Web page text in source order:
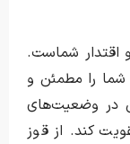
اقتدار شماست.
را مطمئن و
در وضعیت‌های
کند. از قوز